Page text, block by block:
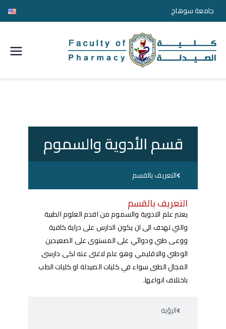
جامعة سوهاج
الصيدل
ة
جامعة
سوها
ج
قسم الأدوية والسموم
التعريف بالقسم
الرؤية
التعريف بالقسم
يعتبر علم الادوية والسموم من اقدم العلوم الطبية
والتي تهدف الى ان يكون الدارسعلى دراية كافية
ووعى طبي ودوائي على المستوى على الصعيدين
الوطني والاقليمي وهو علم لاغنى عنه لكى دارسى
المجال الطبى سواء في كليات الصيدلة او كليات الطب
باختلاف انواعها.